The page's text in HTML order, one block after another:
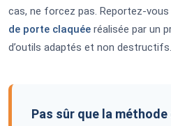
cas, ne forcez pas. Reportez-
de porte claquée réalisée par un
d’outils adaptés et non destructifs.
Pas sûr que la